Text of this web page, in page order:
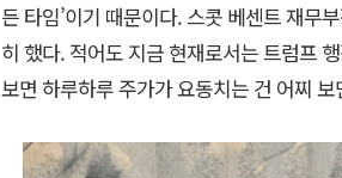
든 타임’이기 때문이다. 스콧 베센트 재무
히 했다. 적어도 지금 현재로서는 트럼프
보면 하루하루 주가가 요동치는 건 어찌